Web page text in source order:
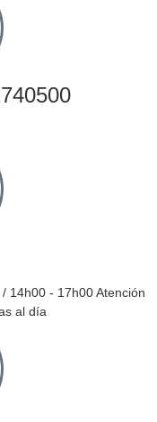
14h00 - 17h00 Atención
al día